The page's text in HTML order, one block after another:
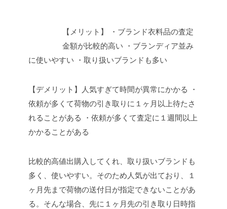
【メリット】
・ブランド衣料品の査定
金額が比較的高い ・ブランディア並み
に使いやすい ・取り扱いブランドも多い
【デメリット】人気すぎて時間が異常にかかる
・
依頼が多くて荷物の引き取りに１ヶ月以上待たさ
れることがある
・依頼が多くて査定に１週間以上
かかることがある
比較的高値出購入してくれ、取り扱いブランドも
多く、使いやすい。そのため人気が出ており、１
ヶ月先まで荷物の送付日が指定できないことがあ
る。そんな場合、先に１ヶ月先の引き取り日時指